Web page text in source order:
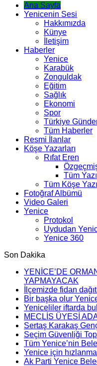
Ana Sayfa
Yenicenin Sesi
Hakkımızda
Künye
İletişim
Haberler
Yenice
Karabük
Zonguldak
Eğitim
Sağlık
Ekonomi
Spor
Türkiye
Tüm Haberler
Resmi İlanlar
Köşe Yazarları
Rıfat Eren
Tüm
Tüm Köşe
Fotoğraf Albümü
Video Galeri
Yenice
Protokol
Uydudan
Yenice 360
Son Dakika
YENİCE’DE
YAPMAYACAK
İlçemizde fidan
Bir başka olur
Yeniceliler iftarda
MECLİS ÜYESİ
Sertaş Karakaş
Seçim Güvenliği
Tüm Yenice’nin
Yenice için
Ak Parti Yenice